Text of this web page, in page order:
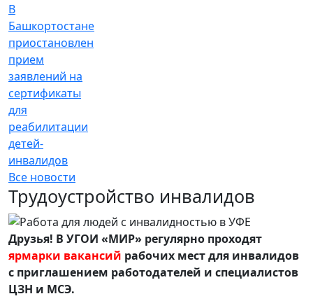
В
Башкортостане
приостановлен
прием
заявлений на
сертификаты
для
реабилитации
детей-
инвалидов
Все новости
Трудоустройство инвалидов
Друзья! В УГОИ «МИР» регулярно проходят
ярмарки вакансий рабочих мест для инвалидов
с приглашением работодателей и специалистов
ЦЗН и МСЭ.